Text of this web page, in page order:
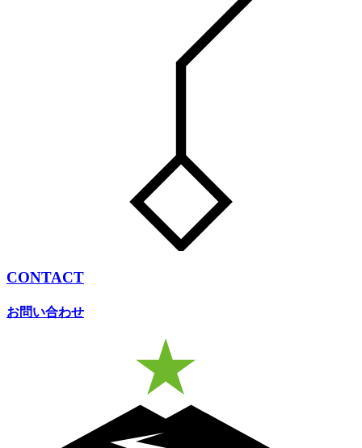
CONTACT
お問い合わせ